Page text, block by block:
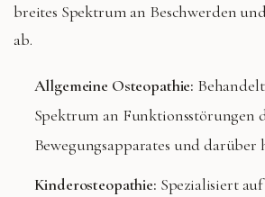
breites Spektrum an Beschwerden
ab.
Allgemeine Osteopathie:
Spektrum an Funktionsstörungen
Bewegungsapparates und darüber
Kinderosteopathie: Spezialisiert